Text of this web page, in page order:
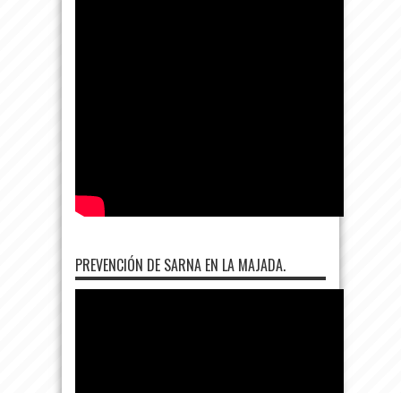
PREVENCIÓN DE SARNA EN LA MAJADA.